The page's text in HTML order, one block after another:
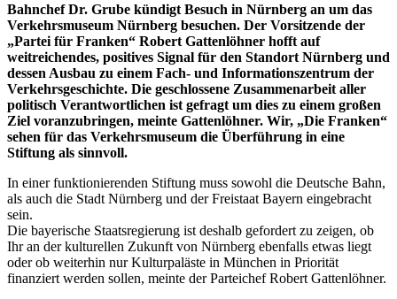
Bahnchef Dr. Grube kündigt Besuch in Nürnberg an um das
Verkehrsmuseum Nürnberg besuchen. Der Vorsitzende der
„Partei für Franken“ Robert Gattenlöhner hofft auf
weitreichendes, positives Signal für den Standort Nürnberg und
dessen Ausbau zu einem Fach- und Informationszentrum der
Verkehrsgeschichte. Die geschlossene Zusammenarbeit aller
politisch Verantwortlichen ist gefragt um dies zu einem großen
Ziel voranzubringen, meinte Gattenlöhner. Wir, „Die Franken“
sehen für das Verkehrsmuseum die Überführung in eine
Stiftung als sinnvoll.
In einer funktionierenden Stiftung muss sowohl die Deutsche Bahn,
als auch die Stadt Nürnberg und der Freistaat Bayern eingebracht
sein.
Die bayerische Staatsregierung ist deshalb gefordert zu zeigen, ob
Ihr an der kulturellen Zukunft von Nürnberg ebenfalls etwas liegt
oder ob weiterhin nur Kulturpaläste in München in Priorität
finanziert werden sollen, meinte der Parteichef Robert Gattenlöhner.